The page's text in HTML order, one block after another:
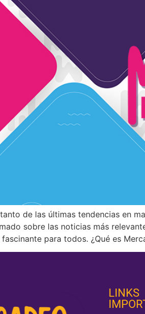
de las últimas tendencias en
sobre las noticias más
para todos. ¿Qué es
LINKS